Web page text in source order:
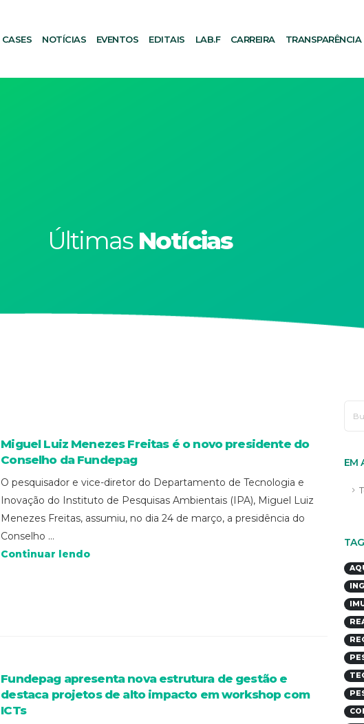
CASES NOTÍCIAS EVENTOS EDITAIS LAB.F CARREIRA TRANSPARÊNCIA
Últimas Notícias
Miguel Luiz Menezes Freitas é o novo presidente do
Conselho da Fundepag
O pesquisador e vice-diretor do Departamento de Tecnologia e
Inovação do Instituto de Pesquisas Ambientais (IPA), Miguel Luiz
Menezes Freitas, assumiu, no dia 24 de março, a presidência do
Conselho ...
Continuar lendo
Fundepag apresenta nova estrutura de gestão e
destaca projetos de alto impacto em workshop com
ICTs
EM